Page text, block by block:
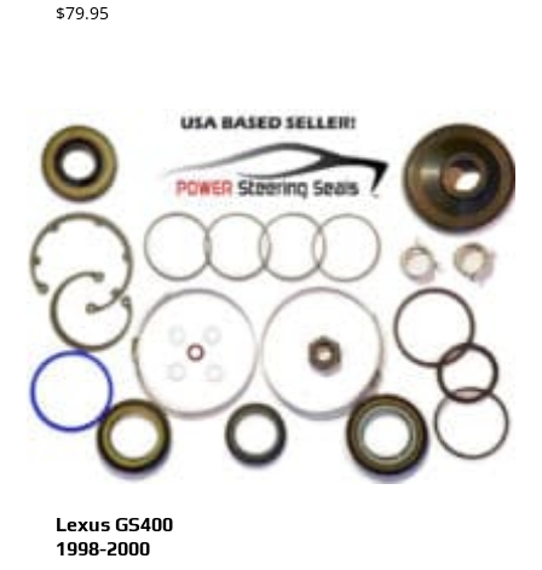
$79.95
Lexus GS400
1998-2000